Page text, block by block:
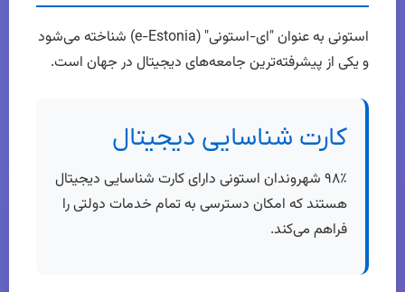
استونی به عنوان "ای-استونی" (e-Estonia) شناخته می‌شود
و یکی از پیشرفته‌ترین جامعه‌های دیجیتال در جهان است.
کارت شناسایی دیجیتال
۹۸٪ شهروندان استونی دارای کارت شناسایی دیجیتال
هستند که امکان دسترسی به تمام خدمات دولتی را
فراهم می‌کند.